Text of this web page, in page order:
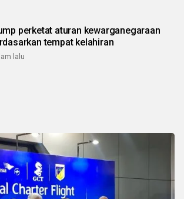
perketat aturan kewarganegaraan
tempat kelahiran
lalu